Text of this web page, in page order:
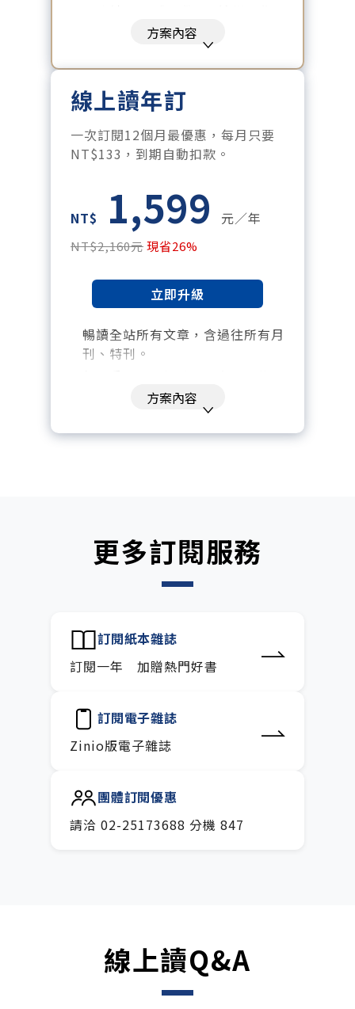
好書清單：《大腦就是這樣工作
的》、《致富心態》、《高希均
回憶錄》、《激素平衡瘦身
課》、《黃仁勳傳》、《一如既
往》
暢讀全站所有文章，含過往所有
月刊、特刊。​
每「季」一場訂戶專屬空中沙
訂閱到期自動扣款。
每月下載編輯整理精華知識包。
訂閱專屬電子報：國際、金融、
科技趨勢報。
方案內容
線上讀年訂
一次訂閱12個月最優惠，每月只要
NT$133，到期自動扣款。
NT$ 1,599 元／年
NT$2,160元現省26%
立即升級
暢讀全站所有文章，含過往所有月
刊、特刊。​
訂閱到期自動扣款。
訂閱專屬電子報：國際、金融、科
方案內容
更多訂閱服務
訂閱紙本雜誌
訂閱一年 加贈熱門好書
訂閱電子雜誌
Zinio版電子雜誌
團體訂閱優惠
請洽 02-25173688 分機 847
線上讀Q&A